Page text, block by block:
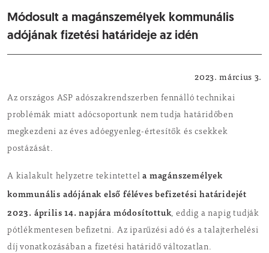
Módosult a magánszemélyek kommunális
adójának fizetési határideje az idén
2023. március 3.
Az országos ASP adószakrendszerben fennálló technikai
problémák miatt adócsoportunk nem tudja határidőben
megkezdeni az éves adóegyenleg-értesítők és csekkek
postázását.
A kialakult helyzetre tekintettela magánszemélyek
kommunális adójának első féléves befizetési határidejét
2023. április 14. napjára módosítottuk, eddig a napig tudják
pótlékmentesen befizetni. Az iparűzési adó és a talajterhelési
díj vonatkozásában a fizetési határidő változatlan.